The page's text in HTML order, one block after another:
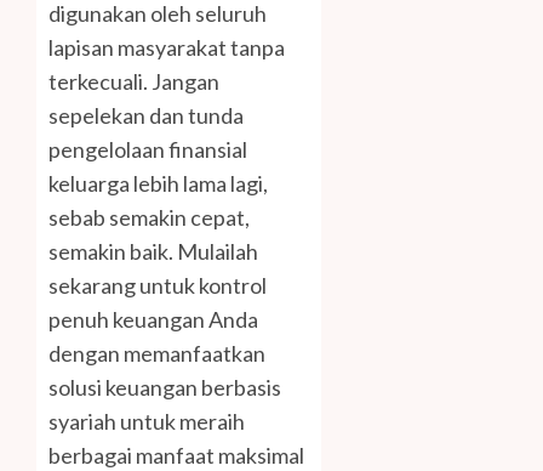
digunakan oleh seluruh
lapisan masyarakat tanpa
terkecuali. Jangan
sepelekan dan tunda
pengelolaan finansial
keluarga lebih lama lagi,
sebab semakin cepat,
semakin baik. Mulailah
sekarang untuk kontrol
penuh keuangan Anda
dengan memanfaatkan
solusi keuangan berbasis
syariah untuk meraih
berbagai manfaat maksimal